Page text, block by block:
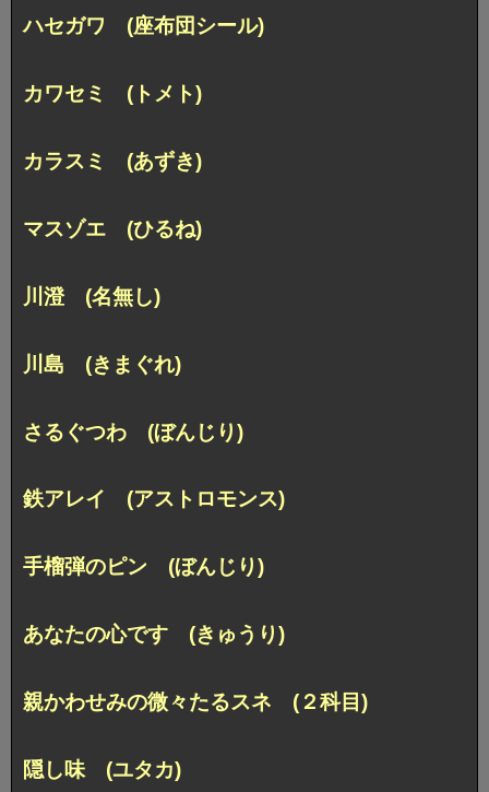
ハセガワ (座布団シール)
カワセミ (トメト)
カラスミ (あずき)
マスゾエ (ひるね)
川澄 (名無し)
川島 (きまぐれ)
さるぐつわ (ぼんじり)
鉄アレイ (アストロモンス)
手榴弾のピン (ぼんじり)
あなたの心です (きゅうり)
親かわせみの微々たるスネ (２科目)
隠し味 (ユタカ)